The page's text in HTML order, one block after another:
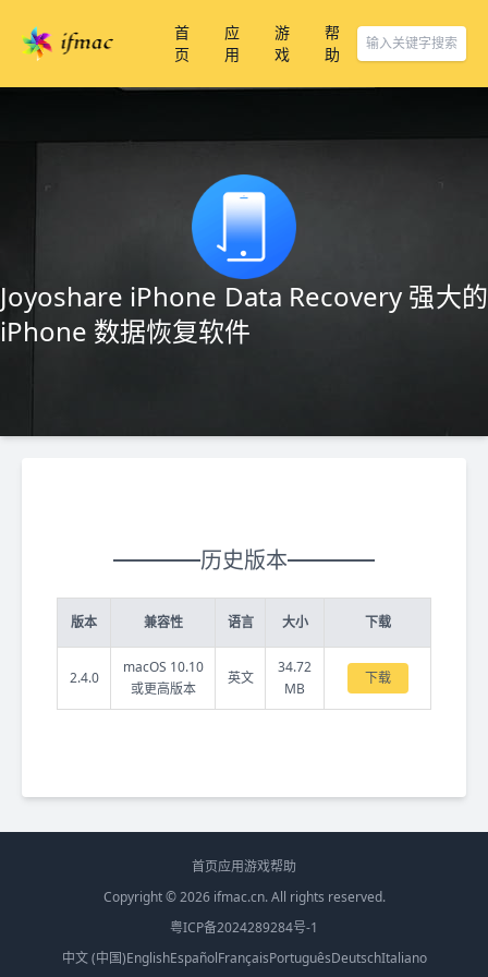
首
页
应
用
游
戏
帮
助
Joyoshare iPhone Data Recovery 强大的
iPhone 数据恢复软件
历史版本
版本 兼容性 语言 大小 下载
2.4.0
macOS 10.10
或更高版本
英文
34.72
MB
下载
首页应用游戏帮助
Copyright © 2026 ifmac.cn. All rights reserved.
粤ICP备2024289284号-1
中文 (中国)EnglishEspañolFrançaisPortuguêsDeutschItaliano